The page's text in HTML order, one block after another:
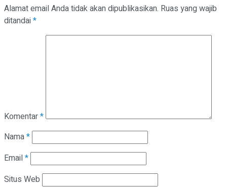
Alamat email Anda tidak akan dipublikasikan. Ruas yang wajib
ditandai*
Komentar*
Nama*
Email*
Situs Web